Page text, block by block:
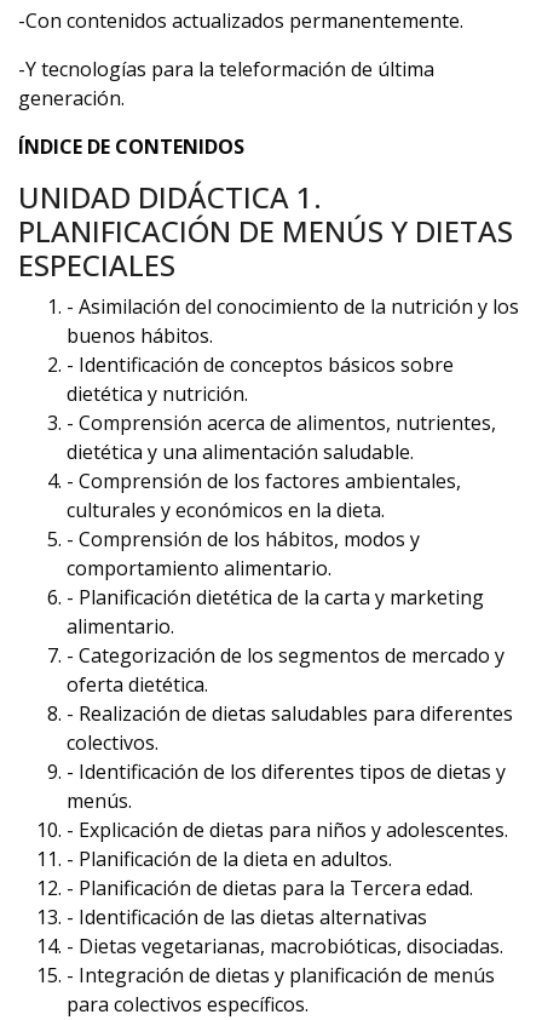
-Con contenidos actualizados permanentemente.
-Y tecnologías para la teleformación de última
generación.
ÍNDICE DE CONTENIDOS
UNIDAD DIDÁCTICA 1.
PLANIFICACIÓN DE MENÚS Y DIETAS
ESPECIALES
- Asimilación del conocimiento de la nutrición y los
buenos hábitos.
- Identificación de conceptos básicos sobre
dietética y nutrición.
- Comprensión acerca de alimentos, nutrientes,
dietética y una alimentación saludable.
- Comprensión de los factores ambientales,
culturales y económicos en la dieta.
- Comprensión de los hábitos, modos y
comportamiento alimentario.
- Planificación dietética de la carta y marketing
alimentario.
- Categorización de los segmentos de mercado y
oferta dietética.
- Realización de dietas saludables para diferentes
colectivos.
- Identificación de los diferentes tipos de dietas y
menús.
- Explicación de dietas para niños y adolescentes.
- Planificación de la dieta en adultos.
- Planificación de dietas para la Tercera edad.
- Identificación de las dietas alternativas
- Dietas vegetarianas, macrobióticas, disociadas.
- Integración de dietas y planificación de menús
para colectivos específicos.